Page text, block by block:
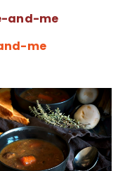
and-me
me